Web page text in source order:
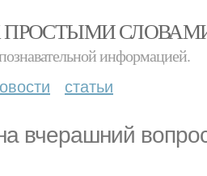
ПРОСТЫМИ
информацией.
статьи
вчерашний